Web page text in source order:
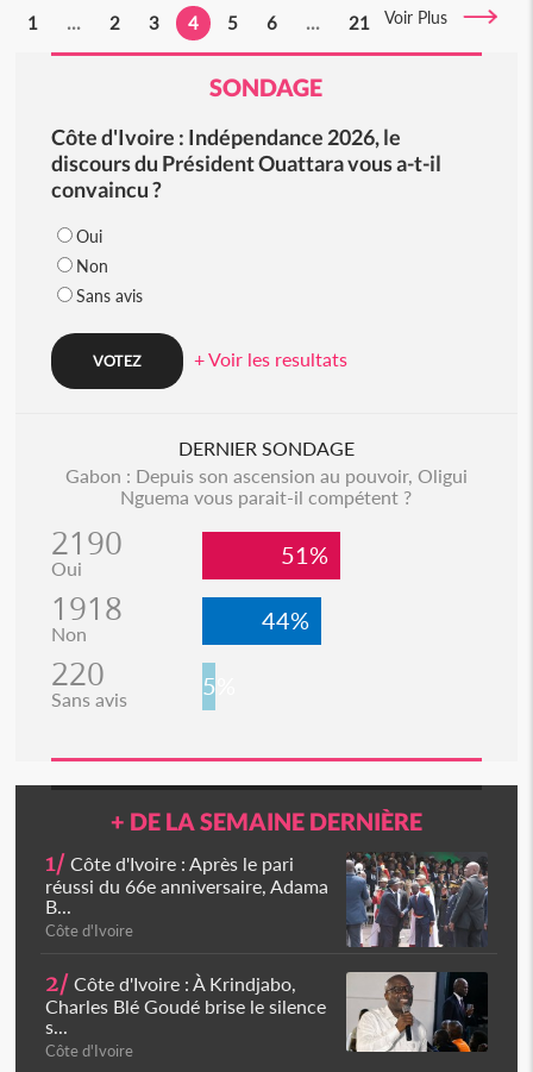
1 ... 2 3 4 5 6 ... 21 Voir Plus
SONDAGE
Côte d'Ivoire : Indépendance 2026, le
discours du Président Ouattara vous a-t-il
convaincu ?
Oui
Non
Sans avis
+ Voir les resultats
DERNIER SONDAGE
Gabon : Depuis son ascension au pouvoir, Oligui
Nguema vous parait-il compétent ?
2190
Oui 51%
1918
Non 44%
220
Sans avis 5%
+ DE LA SEMAINE DERNIÈRE
1/ Côte d'Ivoire : Après le pari
réussi du 66e anniversaire, Adama
B...
Côte d'Ivoire
2/ Côte d'Ivoire : À Krindjabo,
Charles Blé Goudé brise le silence
s...
Côte d'Ivoire